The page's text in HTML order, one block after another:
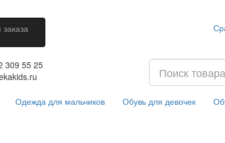
309 55 25
Одежда для мальчиков Обувь для девочек